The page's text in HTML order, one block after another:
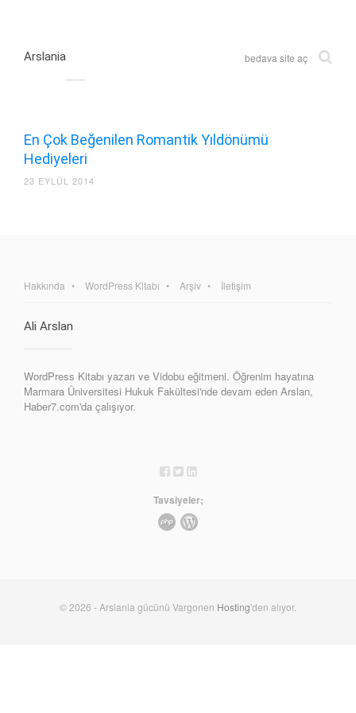
Arslania bedava site aç
En Çok Beğenilen Romantik Yıldönümü
Hediyeleri
23 EYLÜL 2014
Hakkında WordPress Kitabı Arşiv İletişim
Ali Arslan
WordPress Kitabı yazarı ve Vidobu eğitmeni. Öğrenim hayatına
Marmara Üniversitesi Hukuk Fakültesi'nde devam eden Arslan,
Haber7.com'da çalışıyor.
Tavsiyeler;
© 2026 - Arslania gücünü Vargonen Hosting'den alıyor.